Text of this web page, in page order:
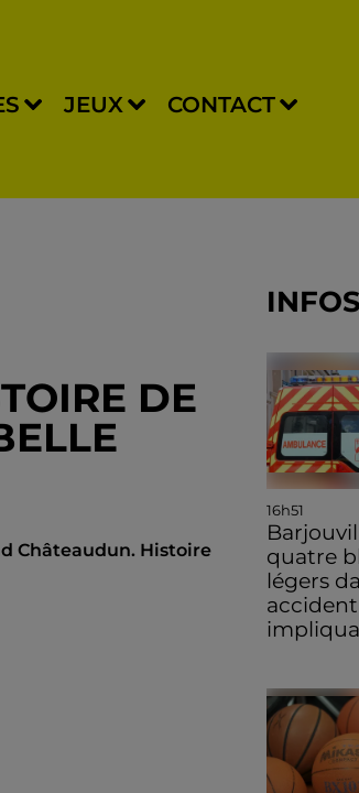
JEUX CONTACT
DE
Châteaudun. Histoire
16h51
quatre
légers
accident